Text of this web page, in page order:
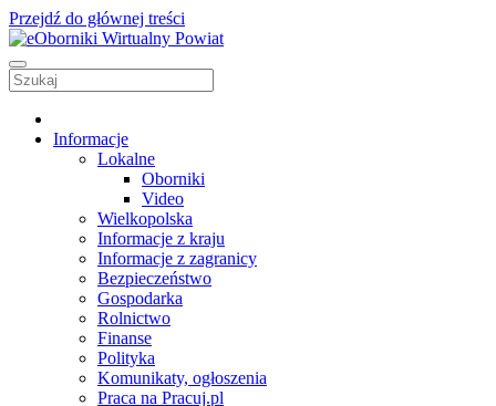
Przejdź do głównej treści
Informacje
Lokalne
Oborniki
Video
Wielkopolska
Informacje z kraju
Informacje z zagranicy
Bezpieczeństwo
Gospodarka
Rolnictwo
Finanse
Polityka
Komunikaty, ogłoszenia
Praca na Pracuj.pl